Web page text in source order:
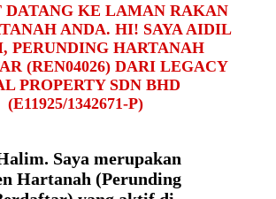
DATANG KE LAMAN RAKAN
ANDA. HI! SAYA AIDIL
PERUNDING HARTANAH
(REN04026) DARI LEGACY
PROPERTY SDN BHD
(E11925/1342671-P)
Saya merupakan
Hartanah (Perunding